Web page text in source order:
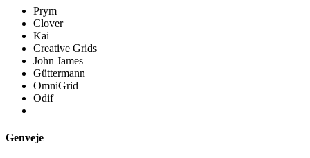
Prym
Clover
Kai
Creative Grids
John James
Güttermann
OmniGrid
Odif
Genveje